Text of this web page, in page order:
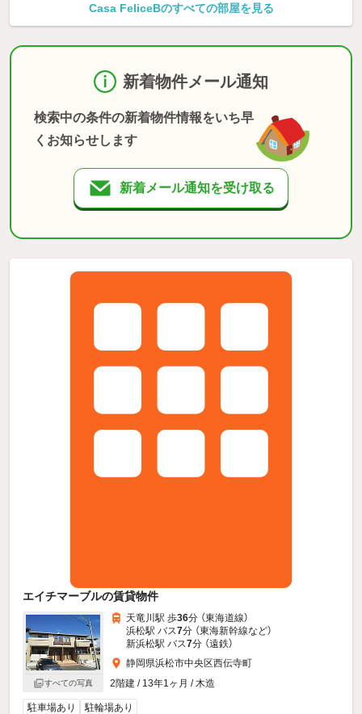
Casa FeliceBのすべての部屋を見る
新着物件メール通知
検索中の条件の新着物件情報をいち早
くお知らせします
新着メール通知を受け取る
エイチマーブルの賃貸物件
すべての写真
天竜川駅 歩36分 （東海道線）
浜松駅 バス7分 （東海新幹線など）
新浜松駅 バス7分 （遠鉄）
静岡県浜松市中央区西伝寺町
2階建 / 13年1ヶ月 / 木造
駐車場あり 駐輪場あり